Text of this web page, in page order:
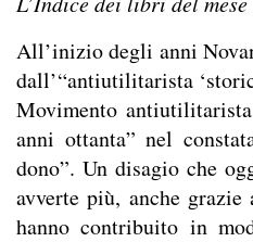
All’inizio degli anni
dall’“antiutilitarista
Movimento
anni ottanta” nel
dono”. Un disagio che
avverte più, anche
hanno contribuito in